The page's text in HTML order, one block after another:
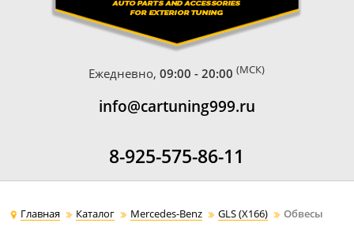
Ежедневно,09:00 - 20:00 (МСК)
info@cartuning999.ru
8-925-575-86-11
Главная Каталог Mercedes-Benz GLS (X166) Обвесы